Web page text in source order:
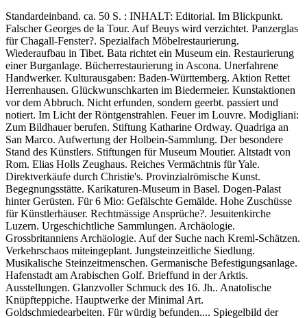
Standardeinband. ca. 50 S. : INHALT: Editorial. Im Blickpunkt.
Falscher Georges de la Tour. Auf Beuys wird verzichtet. Panzerglas
für Chagall-Fenster?. Spezialfach Möbelrestaurierung.
Wiederaufbau in Tibet. Bata richtet ein Museum ein. Restaurierung
einer Burganlage. Bücherrestaurierung in Ascona. Unerfahrene
Handwerker. Kulturausgaben: Baden-Württemberg. Aktion Rettet
Herrenhausen. Glückwunschkarten im Biedermeier. Kunstaktionen
vor dem Abbruch. Nicht erfunden, sondern geerbt. passiert und
notiert. Im Licht der Röntgenstrahlen. Feuer im Louvre. Modigliani:
Zum Bildhauer berufen. Stiftung Katharine Ordway. Quadriga an
San Marco. Aufwertung der Holbein-Sammlung. Der besondere
Stand des Künstlers. Stiftungen für Museum Moutier. Altstadt von
Rom. Elias Holls Zeughaus. Reiches Vermächtnis für Yale.
Direktverkäufe durch Christie's. Provinzialrömische Kunst.
Begegnungsstätte. Karikaturen-Museum in Basel. Dogen-Palast
hinter Gerüsten. Für 6 Mio: Gefälschte Gemälde. Hohe Zuschüsse
für Künstlerhäuser. Rechtmässige Ansprüche?. Jesuitenkirche
Luzern. Urgeschichtliche Sammlungen. Archäologie.
Grossbritanniens Archäologie. Auf der Suche nach Kreml-Schätzen.
Verkehrschaos miteingeplant. Jungsteinzeitliche Siedlung.
Musikalische Steinzeitmenschen. Germanische Befestigungsanlage.
Hafenstadt am Arabischen Golf. Brieffund in der Arktis.
Ausstellungen. Glanzvoller Schmuck des 16. Jh.. Anatolische
Knüpfteppiche. Hauptwerke der Minimal Art.
Goldschmiedearbeiten. Für würdig befunden.... Spiegelbild der